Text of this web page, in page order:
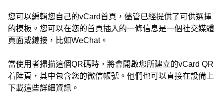
您可以編輯您自己的vCard首頁，儘管已經提供了可供選擇
的模板。您可以在您的首頁插入的一條信息是一個社交媒體
頁面或鏈接，比如WeChat。
當使用者掃描這個QR碼時，將會開啟您所建立的vCard QR
着陸頁，其中包含您的微信帳號。他們也可以直接在設備上
下載這些詳細資訊。